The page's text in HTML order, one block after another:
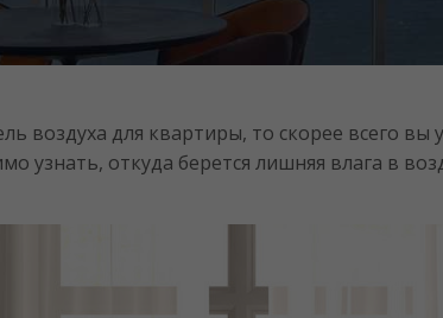
воздуха для квартиры, то скорее всего
узнать, откуда берется лишняя влага в